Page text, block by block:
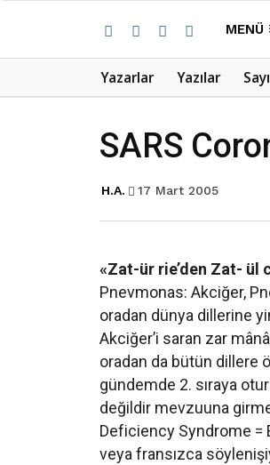
MENÜ
Yazarlar Yazılar
SARS
H.A. 17 Mart 2005
«Zat-ür rie’den Zat- ül
Pnevmonas: Akciğer,
oradan dünya dillerine
Akciğer’i saran zar
oradan da bütün dillere
gündemde 2. sıraya
değildir mevzuuna
Deficiency Syndrome =
veya fransızca